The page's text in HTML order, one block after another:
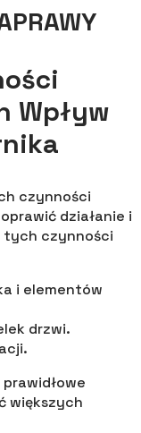
Wpływ
czynności
działanie i
tych czynności
i elementów
drzwi.
większych